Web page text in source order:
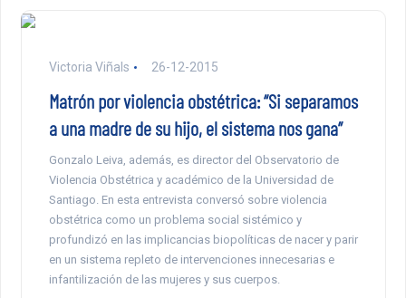
Victoria Viñals 26-12-2015
Matrón por violencia obstétrica: “Si separamos
a una madre de su hijo, el sistema nos gana”
Gonzalo Leiva, además, es director del Observatorio de
Violencia Obstétrica y académico de la Universidad de
Santiago. En esta entrevista conversó sobre violencia
obstétrica como un problema social sistémico y
profundizó en las implicancias biopolíticas de nacer y parir
en un sistema repleto de intervenciones innecesarias e
infantilización de las mujeres y sus cuerpos.